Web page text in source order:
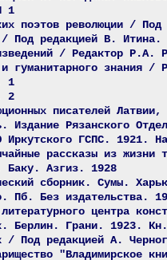
1
поэтов революции /
Под редакцией В.
/ Редактор
и гуманитарного
1
2
писателей
Издание Рязанского
Иркутского ГСПС. 1921.
рассказы из
Баку. Азгиз. 1928
сборник. Сумы.
Пб. Без издательства.
литературного центра
Берлин. Грани. 1923.
/ Под редакцией А.
"Владимирское